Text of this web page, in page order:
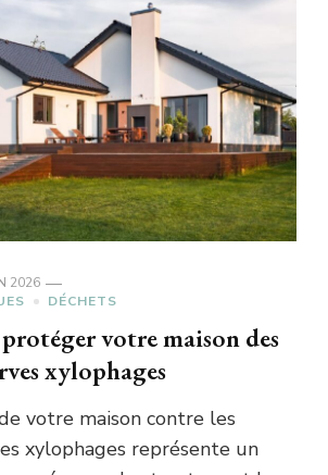
2026
DÉCHETS
votre maison des
xylophages
votre maison contre les
xylophages représente un